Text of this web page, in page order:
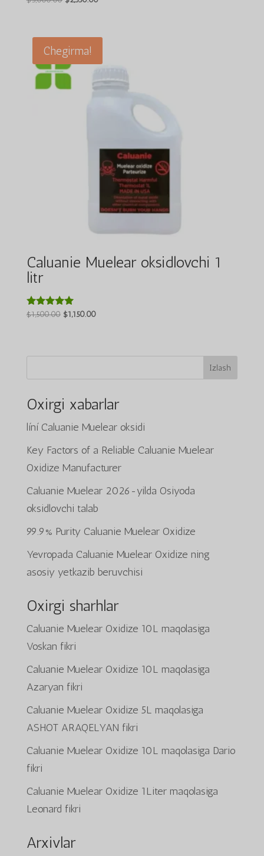
Chegirma!
Caluanie Muelear oksidlovchi 1
litr
5 bahodan
$1,500.00 Asl
$1,150.00Joriy
Izlash
Oxirgi xabarlar
líní Caluanie Muelear oksidi
Key Factors of a Reliable Caluanie Muelear
Oxidize Manufacturer
Caluanie Muelear 2026-yilda Osiyoda
oksidlovchi talab
99.9% Purity Caluanie Muelear Oxidize
Yevropada Caluanie Muelear Oxidize ning
asosiy yetkazib beruvchisi
Oxirgi sharhlar
Caluanie Muelear Oxidize 10L maqolasiga
Voskan fikri
Caluanie Muelear Oxidize 10L maqolasiga
Azaryan fikri
Caluanie Muelear Oxidize 5L maqolasiga
ASHOT ARAQELYAN fikri
Caluanie Muelear Oxidize 10L maqolasiga Dario
fikri
Caluanie Muelear Oxidize 1Litermaqolasiga
Leonard fikri
Arxivlar